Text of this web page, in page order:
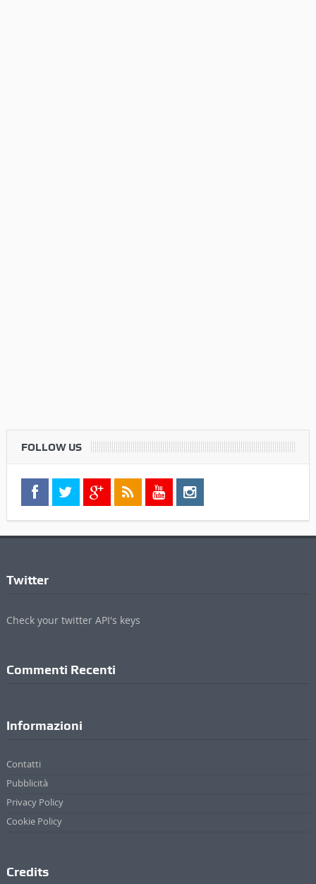
FOLLOW US
Twitter
Check your twitter API's keys
Commenti Recenti
Informazioni
Contatti
Pubblicità
Privacy Policy
Cookie Policy
Credits